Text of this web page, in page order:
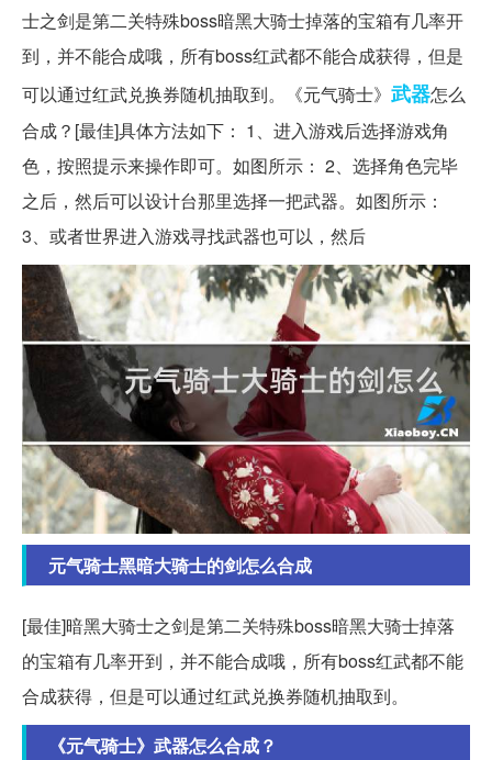
士之剑是第二关特殊boss暗黑大骑士掉落的宝箱有几率开
到，并不能合成哦，所有boss红武都不能合成获得，但是
可以通过红武兑换券随机抽取到。《元气骑士》 武器怎么
合成？[最佳]具体方法如下： 1、进入游戏后选择游戏角
色，按照提示来操作即可。如图所示： 2、选择角色完毕
之后，然后可以设计台那里选择一把武器。如图所示：
3、或者世界进入游戏寻找武器也可以，然后
元气骑士黑暗大骑士的剑怎么合成
[最佳]暗黑大骑士之剑是第二关特殊boss暗黑大骑士掉落
的宝箱有几率开到，并不能合成哦，所有boss红武都不能
合成获得，但是可以通过红武兑换券随机抽取到。
《元气骑士》武器怎么合成？